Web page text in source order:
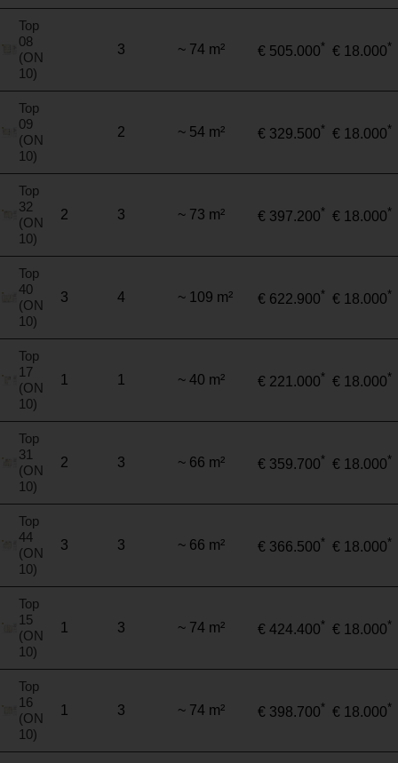
Top
08
(ON
10)
3 ~ 74 m² € 505.000* € 18.000*
Top
09
(ON
10)
2 ~ 54 m² € 329.500* € 18.000*
Top
32
(ON
10)
2 3 ~ 73 m² € 397.200* € 18.000*
Top
40
(ON
10)
3 4 ~ 109 m² € 622.900* € 18.000*
Top
17
(ON
10)
1 1 ~ 40 m² € 221.000* € 18.000*
Top
31
(ON
10)
2 3 ~ 66 m² € 359.700* € 18.000*
Top
44
(ON
10)
3 3 ~ 66 m² € 366.500* € 18.000*
Top
15
(ON
10)
1 3 ~ 74 m² € 424.400* € 18.000*
Top
16
(ON
10)
1 3 ~ 74 m² € 398.700* € 18.000*